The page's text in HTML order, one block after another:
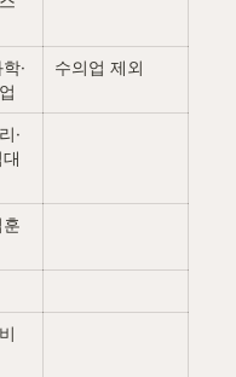
·
수의업 제외
·